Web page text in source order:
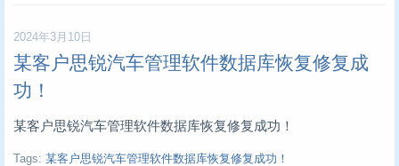
2024年3月10日
某客户思锐汽车管理软件数据库恢复修复成
功！
某客户思锐汽车管理软件数据库恢复修复成功！
Tags: 某客户思锐汽车管理软件数据库恢复修复成功！